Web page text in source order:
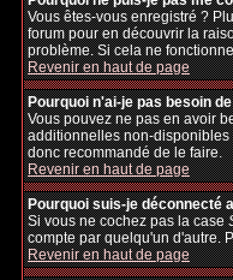
Vous êtes-vous enregistré ?
forum pour en découvrir la
problème. Si cela ne
Revenir en haut de page
Pourquoi n'ai-je pas besoin
Vous pouvez ne pas en avoir
additionnelles non-disponibles
donc recommandé de le faire.
Revenir en haut de page
Pourquoi suis-je déconnecté
Si vous ne cochez pas la case
compte par quelqu'un d'autre.
Revenir en haut de page